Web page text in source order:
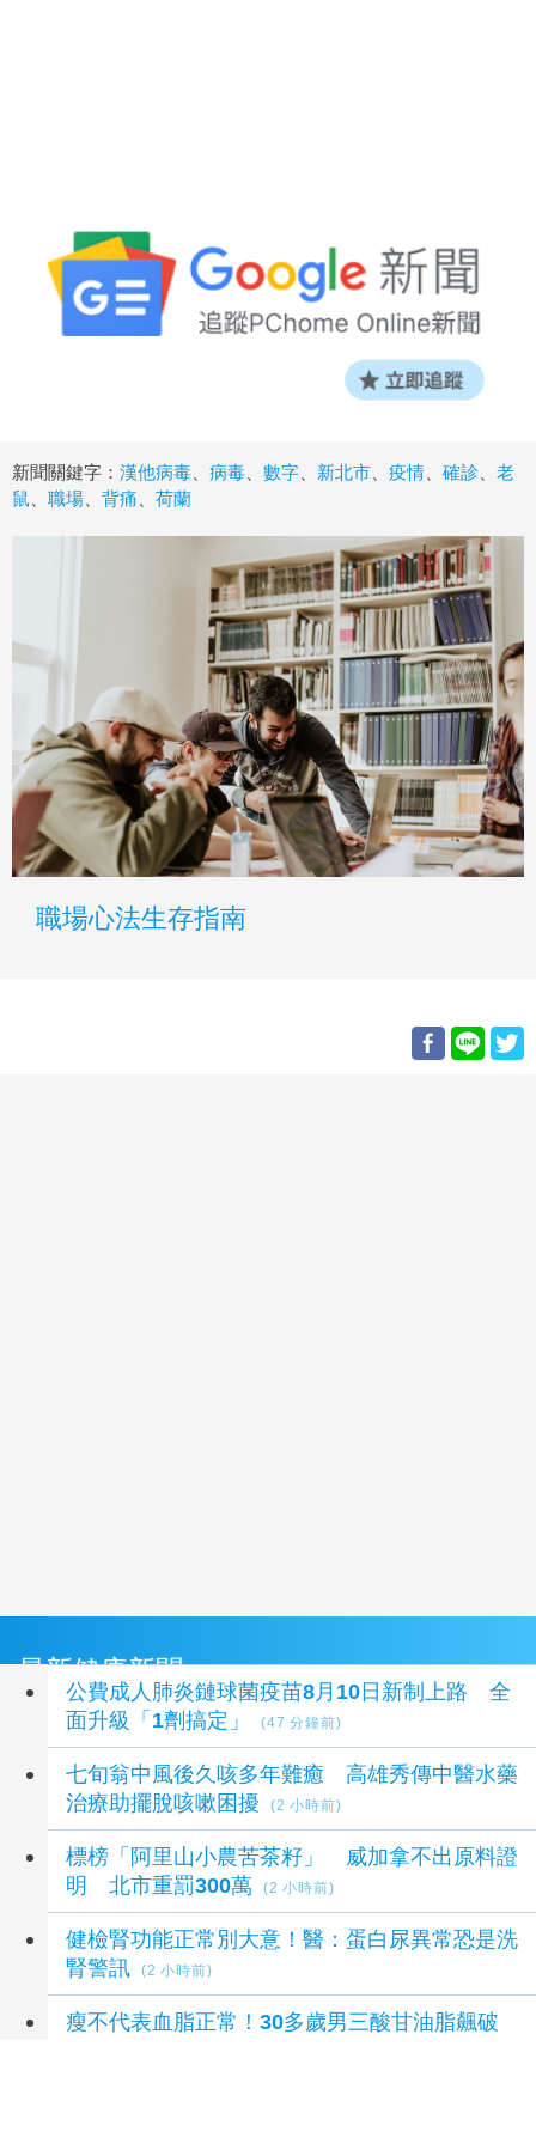
新聞關鍵字： 漢他病毒 病毒 數字 新北市 疫情 確診
老
鼠
職場 背痛 荷蘭
職場心法生存指南
最新健康新聞
公費成人肺炎鏈球菌疫苗8月10日新制上路 全
面升級「1劑搞定」
(47 分鐘前)
七旬翁中風後久咳多年難癒 高雄秀傳中醫水藥
治療助擺脫咳嗽困擾
(2 小時前)
標榜「阿里山小農苦茶籽」 威加拿不出原料證
明 北市重罰300萬
(2 小時前)
健檢腎功能正常別大意！醫：蛋白尿異常恐是洗
腎警訊
(2 小時前)
瘦不代表血脂正常！30多歲男三酸甘油脂飆破